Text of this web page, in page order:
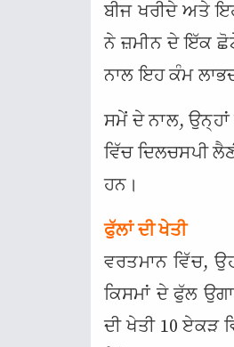
ਬੀਜ ਖਰੀਦੇ ਅਤੇ
ਨੇ ਜ਼ਮੀਨ ਦੇ ਇੱਕ
ਨਾਲ ਇਹ ਕੰਮ
ਸਮੇਂ ਦੇ ਨਾਲ,
ਵਿੱਚ ਦਿਲਚਸਪੀ
ਹਨ।
ਫੁੱਲਾਂ ਦੀ ਖੇਤੀ
ਵਰਤਮਾਨ ਵਿੱਚ,
ਕਿਸਮਾਂ ਦੇ ਫੁੱਲ
ਦੀ ਖੇਤੀ 10 ਏਕੜ